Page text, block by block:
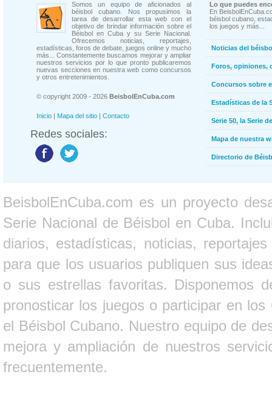
Somos un equipo de aficionados al
béisbol cubano. Nos propusimos la
tarea de desarrollar esta web con el
objetivo de brindar información sobre el
Béisbol en Cuba y su Serie Nacional.
Ofrecemos noticias, reportajes,
estadísticas, foros de debate, juegos online y mucho
más... Constantemente buscamos mejorar y ampliar
nuestros servicios por lo que pronto publicaremos
nuevas secciones en nuestra web como concursos
y otros entretenimientos.
© copyright 2009 - 2026 BeisbolEnCuba.com
Inicio | Mapa del sitio | Contacto
Redes sociales:
Lo que puedes
En
béisbol cubano,
los juegos y más...
Noticias del
Foros, opiniones,
Concursos sobre
Estadísticas de la
Serie 50, la Serie
Mapa de nuestra
Directorio de
BeisbolEnCuba.com es un proyecto
Serie Nacional de Béisbol en Cuba.
diarios, estadísticas, noticias,
para que los usuarios publiquen sus
o sus estrellas favoritas. Disponemos
pronosticar los juegos o participar en
el Béisbol Cubano. Nuestro equipo de
mejora y ampliación de nuestros
frecuentemente.